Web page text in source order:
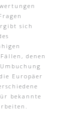
sich
denen
Europäer
bekannte